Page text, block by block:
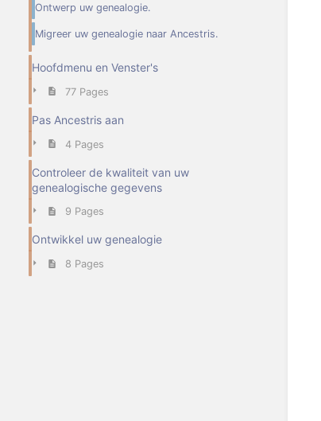
Ontwerp uw genealogie.
Migreer uw genealogie naar Ancestris.
Hoofdmenu en Venster's
77 Pages
Pas Ancestris aan
4 Pages
Controleer de kwaliteit van uw
genealogische gegevens
9 Pages
Ontwikkel uw genealogie
8 Pages